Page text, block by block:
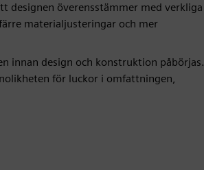
överensstämmer med verkliga
materialjusteringar och mer
innan design och konstruktion påbörjas.
för luckor i omfattningen,